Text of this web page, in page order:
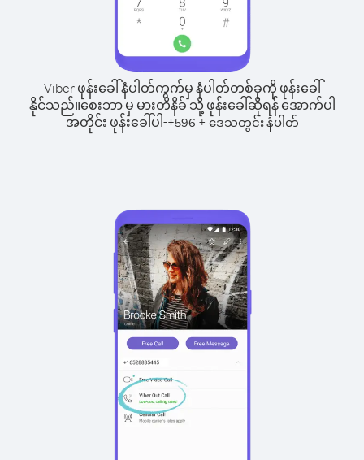
Viber ဖုန်းခေါ်နံပါတ်ကွက်မှ နံပါတ်တစ်ခုကို ဖုန်းခေါ်
နိုင်သည်။စေးဘာ မှ မားတိနိခ် သို့ ဖုန်းခေါ်ဆိုရန် အောက်ပါ
အတိုင်း ဖုန်းခေါ်ပါ-+596 + ဒေသတွင်း နံပါတ်